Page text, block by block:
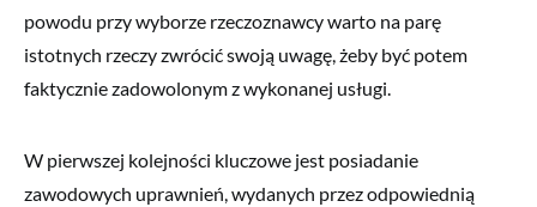
powodu przy wyborze rzeczoznawcy warto na parę
istotnych rzeczy zwrócić swoją uwagę, żeby być potem
faktycznie zadowolonym z wykonanej usługi.
W pierwszej kolejności kluczowe jest posiadanie
zawodowych uprawnień, wydanych przez odpowiednią